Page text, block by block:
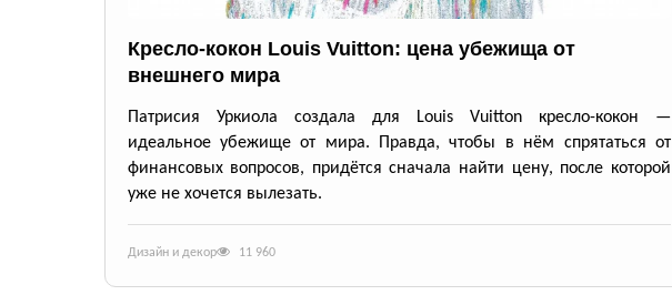
Кресло-кокон Louis Vuitton: цена убежища от
внешнего мира
Патрисия Уркиола создала для Louis Vuitton кресло-кокон —
идеальное убежище от мира. Правда, чтобы в нём спрятаться от
финансовых вопросов, придётся сначала найти цену, после которой
уже не хочется вылезать.
Дизайн и декор 11 960